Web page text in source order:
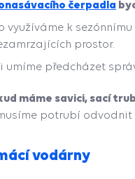
čerpadla
využíváme k
prostor.
umíme předcházet
máme savici, sací
potrubí
vodárny